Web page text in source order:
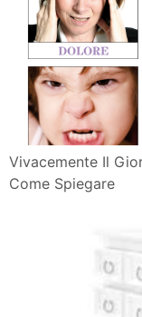
Vivacemente Il
Come Spiegare